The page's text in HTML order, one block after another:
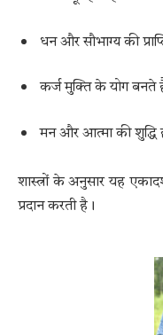
धन और सौभाग्य की
कर्ज मुक्ति के योग बनते
मन और आत्मा की शुद्धि
शास्त्रों के अनुसार यह
प्रदान करती है।